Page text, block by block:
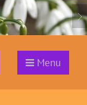
Menu